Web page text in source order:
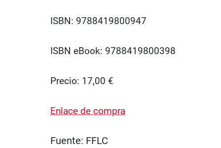
ISBN: 9788419800947
ISBN eBook: 9788419800398
Precio: 17,00 €
Enlace de compra
Fuente: FFLC